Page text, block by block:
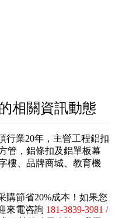
相關資訊動態
行業20年，主營工程鋁扣
管，鋁條扣及鋁單板幕
樓、品牌商城、教育機
購節省20%成本！如果您
來電咨詢 181-3839-3981 /